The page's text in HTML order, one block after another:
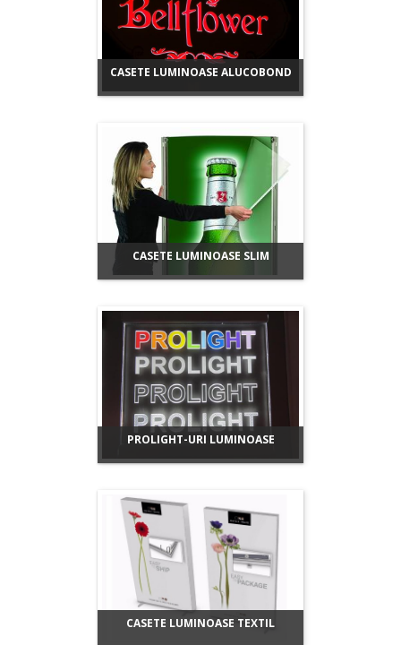
CASETE LUMINOASE ALUCOBOND
CASETE LUMINOASE SLIM
PROLIGHT-URI LUMINOASE
CASETE LUMINOASE TEXTIL